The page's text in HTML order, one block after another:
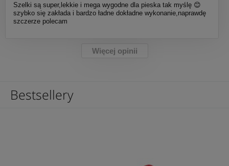
Szelki są super,lekkie i mega wygodne dla pieska tak myślę 😊
szybko się zakłada i bardzo ładne dokładne wykonanie,naprawdę
szczerze polecam
Więcej opinii
Bestsellery